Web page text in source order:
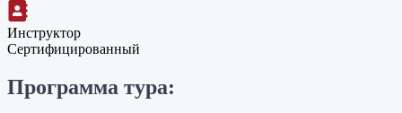
Инструктор
Сертифицированный
Программа тура: